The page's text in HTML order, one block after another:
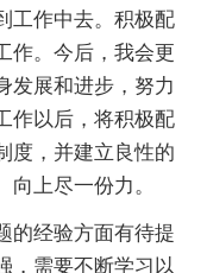
工作中去。积极配
作。今后，我会更
发展和进步，努力
作以后，将积极配
度，并建立良性的
上尽一份力。
经验方面有待提
，需要不断学习以